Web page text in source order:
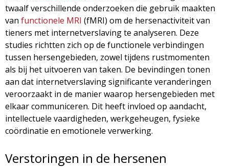
e
twaalf verschillende onderzoeken die gebruik maakten
van functionele MRI (fMRI) om de hersenactiviteit van
tieners met internetverslaving te analyseren. Deze
studies richtten zich op de functionele verbindingen
tussen hersengebieden, zowel tijdens rustmomenten
als bij het uitvoeren van taken. De bevindingen tonen
aan dat internetverslaving significante veranderingen
veroorzaakt in de manier waarop hersengebieden met
elkaar communiceren. Dit heeft invloed op aandacht,
intellectuele vaardigheden, werkgeheugen, fysieke
coördinatie en emotionele verwerking.
Verstoringen in de hersenen